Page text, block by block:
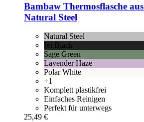
Bambaw Thermosflasche
Natural Steel
Natural Steel
Jet Black
Sage Green
Lavender Haze
Polar White
+1
Komplett plastikfrei
Einfaches Reinigen
Perfekt für unterwegs
25,49 €